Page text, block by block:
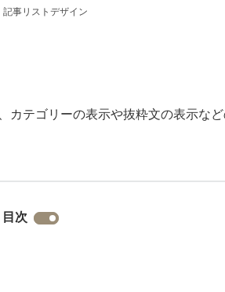
記事リストデザイン
カテゴリーの表示や抜粋文の表示な
目次